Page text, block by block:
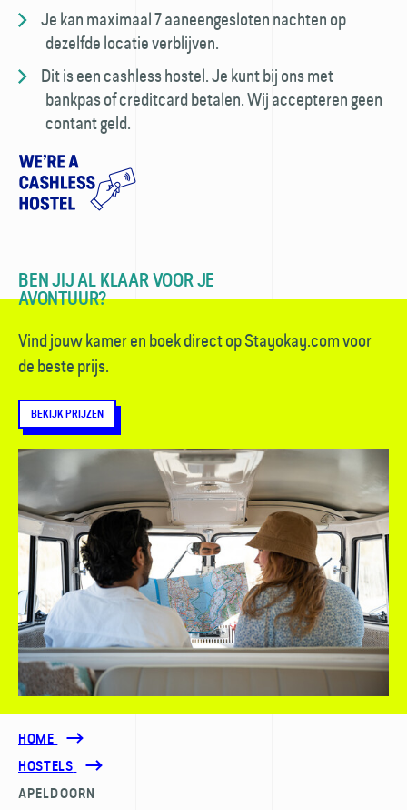
Je kan maximaal 7 aaneengesloten nachten op
dezelfde locatie verblijven.
Dit is een cashless hostel. Je kunt bij ons met
bankpas of creditcard betalen. Wij accepteren geen
contant geld.
BEN JIJ AL KLAAR VOOR JE
AVONTUUR?
Vind jouw kamer en boek direct op Stayokay.com voor
de beste prijs.
BEKIJK PRIJZEN
HOME
HOSTELS
APELDOORN